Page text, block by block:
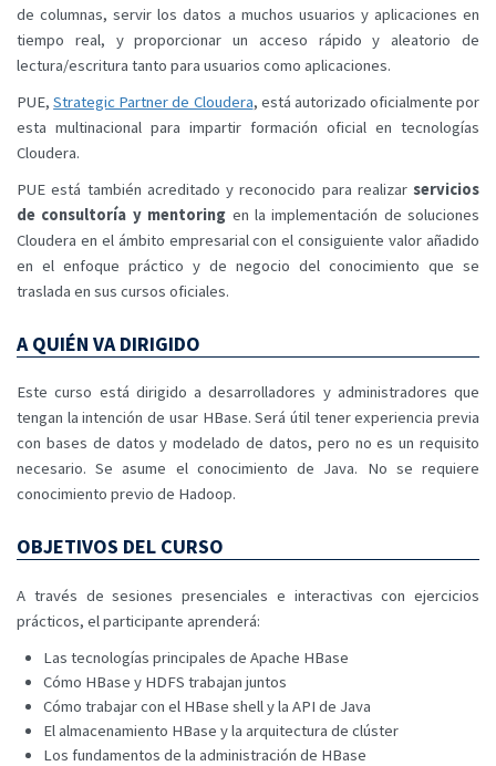
de columnas, servir los datos a muchos usuarios y aplicaciones en
tiempo real, y proporcionar un acceso rápido y aleatorio de
lectura/escritura tanto para usuarios como aplicaciones.
PUE,Strategic Partner de Cloudera, está autorizado oficialmente por
esta multinacional para impartir formación oficial en tecnologías
Cloudera.
PUE está también acreditado y reconocido para realizar servicios
de consultoría y mentoring en la implementación de soluciones
Cloudera en el ámbito empresarial con el consiguiente valor añadido
en el enfoque práctico y de negocio del conocimiento que se
traslada en sus cursos oficiales.
A QUIÉN VA DIRIGIDO
Este curso está dirigido a desarrolladores y administradores que
tengan la intención de usar HBase. Será útil tener experiencia previa
con bases de datos y modelado de datos, pero no es un requisito
necesario. Se asume el conocimiento de Java. No se requiere
conocimiento previo de Hadoop.
OBJETIVOS DEL CURSO
A través de sesiones presenciales e interactivas con ejercicios
prácticos, el participante aprenderá:
Las tecnologías principales de Apache HBase
Cómo HBase y HDFS trabajan juntos
Cómo trabajar con el HBase shell y la API de Java
El almacenamiento HBase y la arquitectura de clúster
Los fundamentos de la administración de HBase